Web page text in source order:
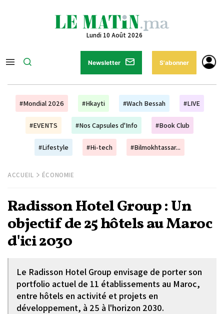
Lundi 10 Août 2026
Newsletter S'abonner
#Mondial 2026 #Hkayti #Wach Bessah #LIVE
#EVENTS #Nos Capsules d'Info #Book Club
#Lifestyle #Hi-tech #Bilmokhtassar...
ACCUEIL ÉCONOMIE
Radisson Hotel Group : Un
objectif de 25 hôtels au Maroc
d'ici 2030
Le Radisson Hotel Group envisage de porter son
portfolio actuel de 11 établissements au Maroc,
entre hôtels en activité et projets en
développement, à 25 à l'horizon 2030.